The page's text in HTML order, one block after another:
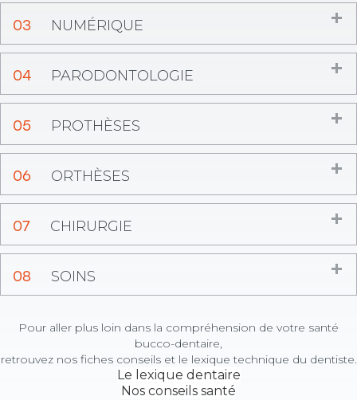
03 NUMÉRIQUE
04 PARODONTOLOGIE
05 PROTHÈSES
06 ORTHÈSES
07 CHIRURGIE
08 SOINS
Pour aller plus loin dans la compréhension de votre santé
bucco-dentaire,
retrouvez nos fiches conseils et le lexique technique du dentiste.
Le lexique dentaire
Nos conseils santé